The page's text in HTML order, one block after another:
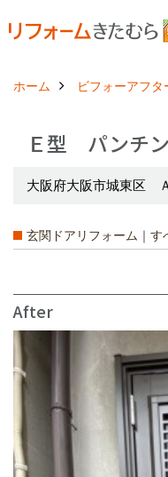
ホーム ビフォーアフタ
Ｅ型 パンチ
大阪府大阪市城東区
玄関ドアリフォーム｜す
After